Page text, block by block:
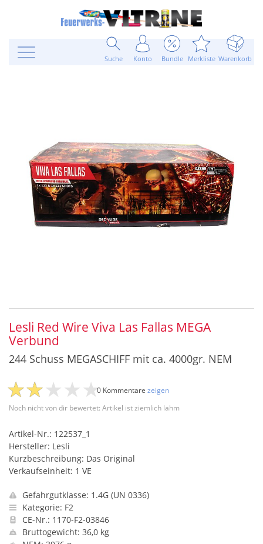
Suche Konto Bundle Merkliste Warenkorb
Lesli Red Wire Viva Las Fallas MEGA
Verbund
244 Schuss MEGASCHIFF mit ca. 4000gr. NEM
Noch nicht von dir bewertet: Artikel ist ziemlich lahm
0 Kommentare zeigen
Artikel-Nr.: 122537_1
Hersteller: Lesli
Kurzbeschreibung: Das Original
Verkaufseinheit: 1 VE
Gefahrgutklasse: 1.4G (UN 0336)
Kategorie: F2
CE-Nr.: 1170-F2-03846
Bruttogewicht: 36,0 kg